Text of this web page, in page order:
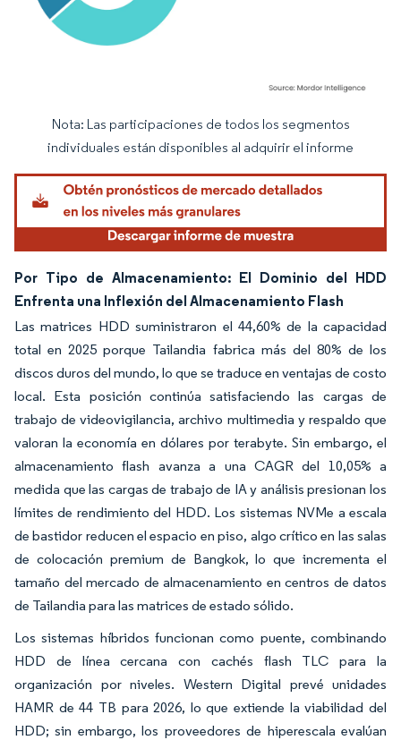
Imagen © Mordor Intelligence. El uso requiere atribución según CC BY 4.0.
Nota: Las participaciones de todos los segmentos
individuales están disponibles al adquirir el informe
Por Tipo de Almacenamiento: El Dominio del HDD
Enfrenta una Inflexión del Almacenamiento Flash
Las matrices HDD suministraron el 44,60% de la capacidad
total en 2025 porque Tailandia fabrica más del 80% de los
discos duros del mundo, lo que se traduce en ventajas de costo
local. Esta posición continúa satisfaciendo las cargas de
trabajo de videovigilancia, archivo multimedia y respaldo que
valoran la economía en dólares por terabyte. Sin embargo, el
almacenamiento flash avanza a una CAGR del 10,05% a
medida que las cargas de trabajo de IA y análisis presionan los
límites de rendimiento del HDD. Los sistemas NVMe a escala
de bastidor reducen el espacio en piso, algo crítico en las salas
de colocación premium de Bangkok, lo que incrementa el
tamaño del mercado de almacenamiento en centros de datos
de Tailandia para las matrices de estado sólido.
Los sistemas híbridos funcionan como puente, combinando
HDD de línea cercana con cachés flash TLC para la
organización por niveles. Western Digital prevé unidades
HAMR de 44 TB para 2026, lo que extiende la viabilidad del
HDD; sin embargo, los proveedores de hiperescala evalúan